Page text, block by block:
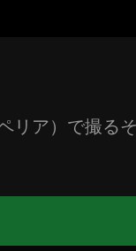
リア）で撮る